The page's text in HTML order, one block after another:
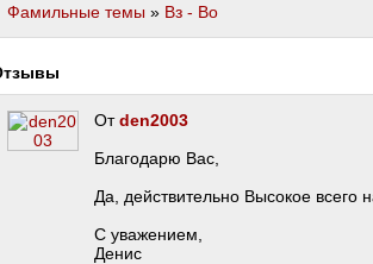
Фамильные темы » Вз - Во
Отзывы
Отden2003
Благодарю Вас,
Да, действительно Высокое всего
С уважением,
Денис